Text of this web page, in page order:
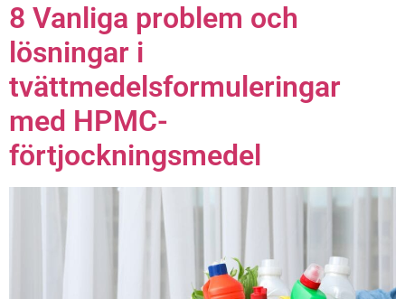
8 Vanliga problem och
lösningar i
tvättmedelsformuleringar
med HPMC-
förtjockningsmedel